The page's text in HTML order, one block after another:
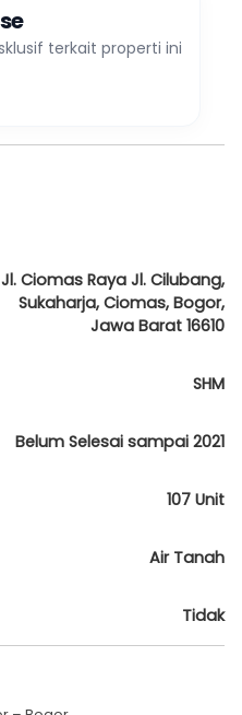
terkait properti ini
Jl. Ciomas Raya Jl. Cilubang,
Sukaharja, Ciomas, Bogor,
Jawa Barat 16610
SHM
Belum Selesai sampai 2021
107 Unit
Air Tanah
Tidak